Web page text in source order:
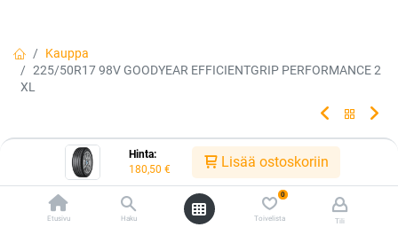
Hinta:
180,50 € Lisää ostoskoriin
Etusivu Haku
0
Toivelista Tili
Kauppa
225/50R17 98V GOODYEAR EFFICIENTGRIP PERFORMANCE 2
XL
225/50R17 98V GOODYEAR
EFFICIENTGRIP PERFORMANCE 2 XL